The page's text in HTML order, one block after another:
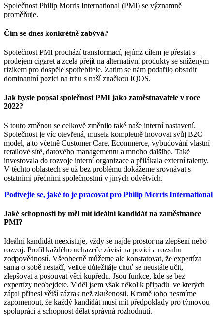
Společnost Philip Morris International (PMI) se významně
proměňuje.
Čím se dnes konkrétně zabývá?
Společnost PMI prochází transformací, jejímž cílem je přestat s
prodejem cigaret a zcela přejít na alternativní produkty se sníženým
rizikem pro dospělé spotřebitele. Zatím se nám podařilo obsadit
dominantní pozici na trhu s naší značkou IQOS.
Jak byste popsal společnost PMI jako zaměstnavatele v roce
2022?
S touto změnou se celkově změnilo také naše interní nastavení.
Společnost je víc otevřená, musela kompletně inovovat svůj B2C
model, a to včetně Customer Care, Ecommerce, vybudování vlastní
retailové sítě, datového managementu a mnoho dalšího. Také
investovala do rozvoje interní organizace a přilákala externí talenty.
V těchto oblastech se už bez problému dokážeme srovnávat s
ostatními předními společnostmi v jiných odvětvích.
Podívejte se, jaké to je pracovat pro Philip Morris International
Jaké schopnosti by měl mít ideální kandidát na zaměstnance
PMI?
Ideální kandidát neexistuje, vždy se najde prostor na zlepšení nebo
rozvoj. Profil každého uchazeče závisí na pozici a rozsahu
zodpovědností. Všeobecně můžeme ale konstatovat, že expertíza
sama o sobě nestačí, velice důležitáje chuť se neustále učit,
zlepšovat a posouvat věci kupředu. Jsou funkce, kde se bez
expertízy neobejdete. Viděl jsem však několik případů, ve kterých
zápal přinesl větší zázrak než zkušenosti. Kromě toho nesmíme
zapomenout, že každý kandidát musí mít předpoklady pro týmovou
spolupráci a schopnost dělat správná rozhodnutí.